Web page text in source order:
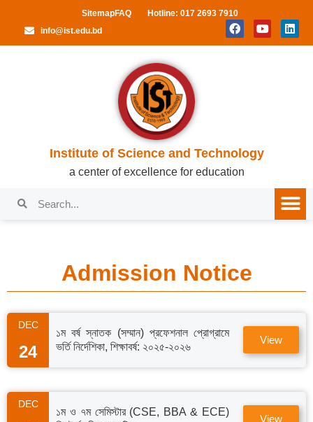
SitemapFAQ
Hotline: 017 2693 7910
info@ist.edu.bd
Institute of Science and Technology
a center of excellence for education
Admission Notice
DEC
24
১ম বর্ষ স্নাতক (সম্মান) প্রফেশনাল প্রোগ্রামে
ভর্তি নির্দেশিকা, শিক্ষাবর্ষ: ২০২৫-২০২৬
View
DEC
১ম ও ৭ম সেমিস্টার (CSE, BBA & ECE)
View